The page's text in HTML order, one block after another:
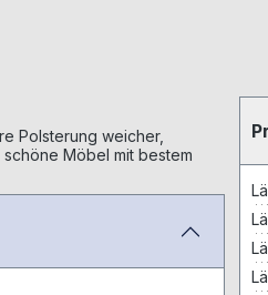
Polsterung weicher,
Möbel mit bestem